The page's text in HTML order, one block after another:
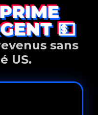
💵
sans
US.